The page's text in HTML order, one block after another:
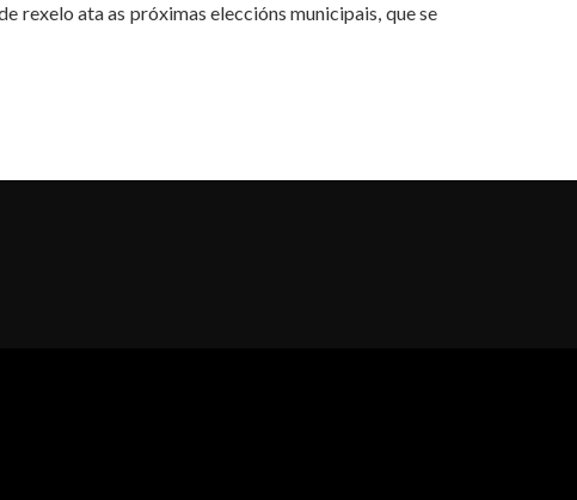
rexelo ata as próximas eleccións municipais, que se